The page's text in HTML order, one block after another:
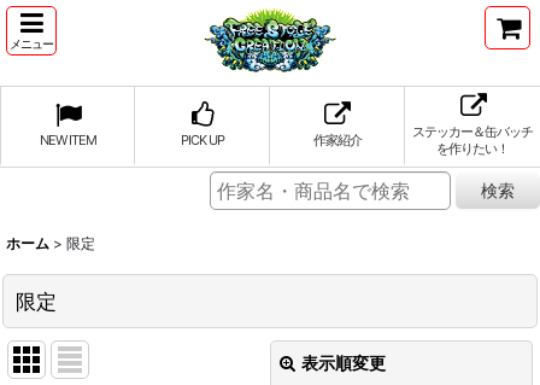
メニュー
NEW ITEM PICK UP 作家紹介
ステッカー＆缶バッチ
を作りたい！
ホーム > 限定
限定
表示順変更